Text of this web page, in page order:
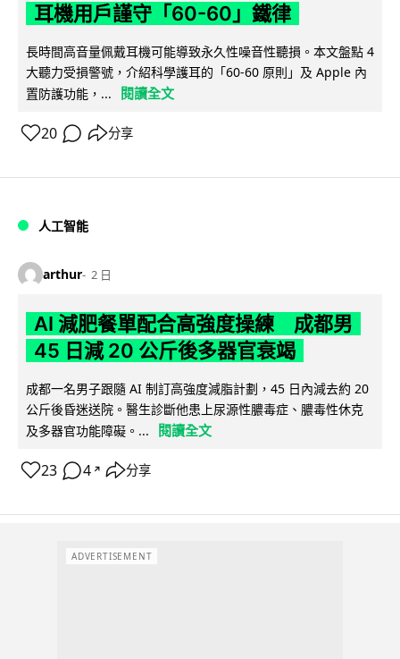
耳機用戶謹守「60-60」鐵律
長時間高音量佩戴耳機可能導致永久性噪音性聽損。本文盤點 4
大聽力受損警號，介紹科學護耳的「60-60 原則」及 Apple 內
置防護功能，...
閱讀全文
20 分享
人工智能
arthur 2 日
AI 減肥餐單配合高強度操練 成都男
45 日減 20 公斤後多器官衰竭
成都一名男子跟隨 AI 制訂高強度減脂計劃，45 日內減去約 20
公斤後昏迷送院。醫生診斷他患上尿源性膿毒症、膿毒性休克
及多器官功能障礙。...
閱讀全文
23 4 ↗ 分享
ADVERTISEMENT